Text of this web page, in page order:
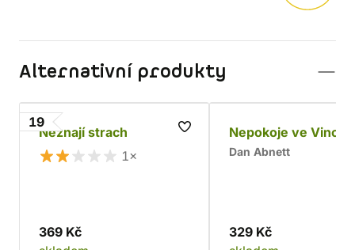
Alternativní produkty
19
Neznají strach
1×
369 Kč
Nepokoje ve
Dan Abnett
329 Kč